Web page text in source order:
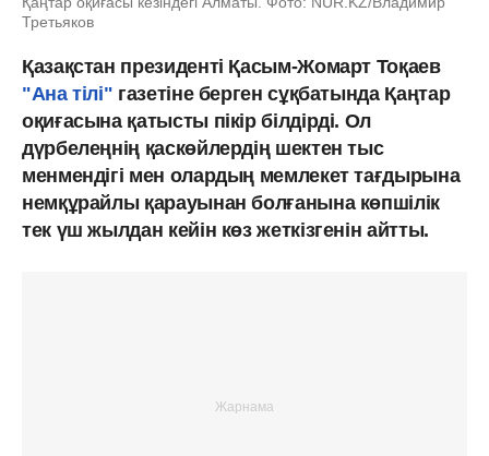
Третьяков
Қазақстан президенті Қасым-Жомарт Тоқаев
"Ана тілі" газетіне берген сұқбатында Қаңтар
оқиғасына қатысты пікір білдірді. Ол
дүрбелеңнің қаскөйлердің шектен тыс
менмендігі мен олардың мемлекет тағдырына
немқұрайлы қарауынан болғанына көпшілік
тек үш жылдан кейін көз жеткізгенін айтты.